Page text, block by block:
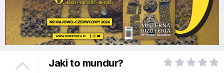
Jaki to mundur?